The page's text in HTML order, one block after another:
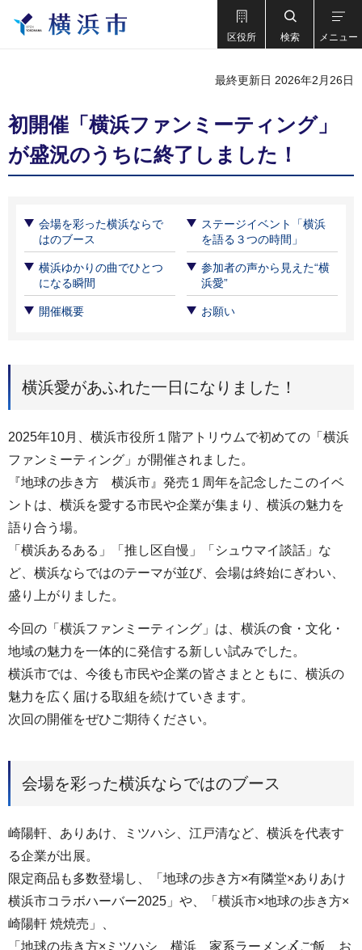
区役所 検索 メニュー
最終更新日 2026年2月26日
初開催「横浜ファンミーティング」
が盛況のうちに終了しました！
会場を彩った横浜ならで
はのブース
ステージイベント「横浜
を語る３つの時間」
横浜ゆかりの曲でひとつ
になる瞬間
参加者の声から見えた“横
浜愛”
開催概要 お願い
横浜愛があふれた一日になりました！
2025年10月、横浜市役所１階アトリウムで初めての「横浜
ファンミーティング」が開催されました。
『地球の歩き方 横浜市』発売１周年を記念したこのイベ
ントは、横浜を愛する市民や企業が集まり、横浜の魅力を
語り合う場。
「横浜あるある」「推し区自慢」「シュウマイ談話」な
ど、横浜ならではのテーマが並び、会場は終始にぎわい、
盛り上がりました。
今回の「横浜ファンミーティング」は、横浜の食・文化・
地域の魅力を一体的に発信する新しい試みでした。
横浜市では、今後も市民や企業の皆さまとともに、横浜の
魅力を広く届ける取組を続けていきます。
次回の開催をぜひご期待ください。
会場を彩った横浜ならではのブース
崎陽軒、ありあけ、ミツハシ、江戸清など、横浜を代表す
る企業が出展。
限定商品も多数登場し、「地球の歩き方×有隣堂×ありあけ
横浜市コラボハーバー2025」や、「横浜市×地球の歩き方×
崎陽軒 焼焼売」、
「地球の歩き方×ミツハシ 横浜 家系ラーメン〆ご飯 お